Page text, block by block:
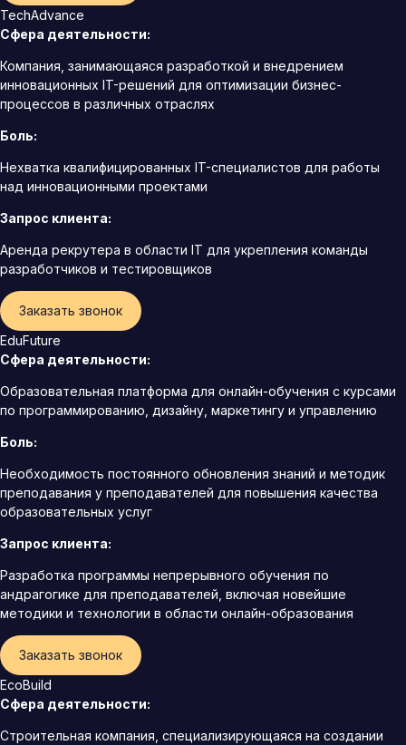
TechAdvance
Сфера деятельности:
Компания, занимающаяся разработкой и внедрением
инновационных IT-решений для оптимизации бизнес-
процессов в различных отраслях
Боль:
Нехватка квалифицированных IT-специалистов для работы
над инновационными проектами
Запрос клиента:
Аренда рекрутера в области IT для укрепления команды
разработчиков и тестировщиков
Заказать звонок
EduFuture
Сфера деятельности:
Образовательная платформа для онлайн-обучения с курсами
по программированию, дизайну, маркетингу и управлению
Боль:
Необходимость постоянного обновления знаний и методик
преподавания у преподавателей для повышения качества
образовательных услуг
Запрос клиента:
Разработка программы непрерывного обучения по
андрагогике для преподавателей, включая новейшие
методики и технологии в области онлайн-образования
Заказать звонок
EcoBuild
Сфера деятельности:
Строительная компания, специализирующаяся на создании